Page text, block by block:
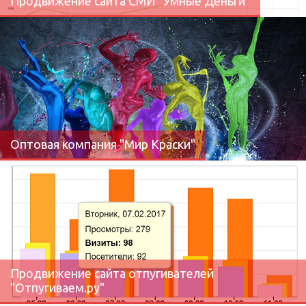
Оптовая компания "Мир Краски"
Продвижение сайта отпугивателей
"Отпугиваем.ру"